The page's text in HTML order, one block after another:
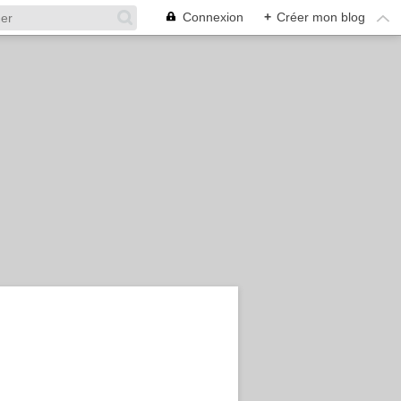
Connexion + Créer mon blog